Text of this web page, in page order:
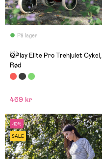
På lager
(9)
QPlay Elite Pro Trehjulet Cykel,
Rød
469 kr
-10%
SALE